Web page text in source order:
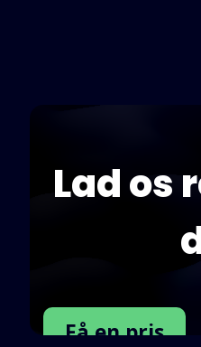
Lad os
Få en pris